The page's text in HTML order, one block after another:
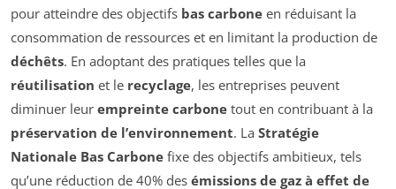
pour atteindre des objectifs bas carbone en réduisant la
consommation de ressources et en limitant la production de
déchêts. En adoptant des pratiques telles que la
réutilisation et le recyclage, les entreprises peuvent
diminuer leur empreinte carbone tout en contribuant à la
préservation de l’environnement. La Stratégie
Nationale Bas Carbone fixe des objectifs ambitieux, tels
qu’une réduction de 40% des émissions de gaz à effet de